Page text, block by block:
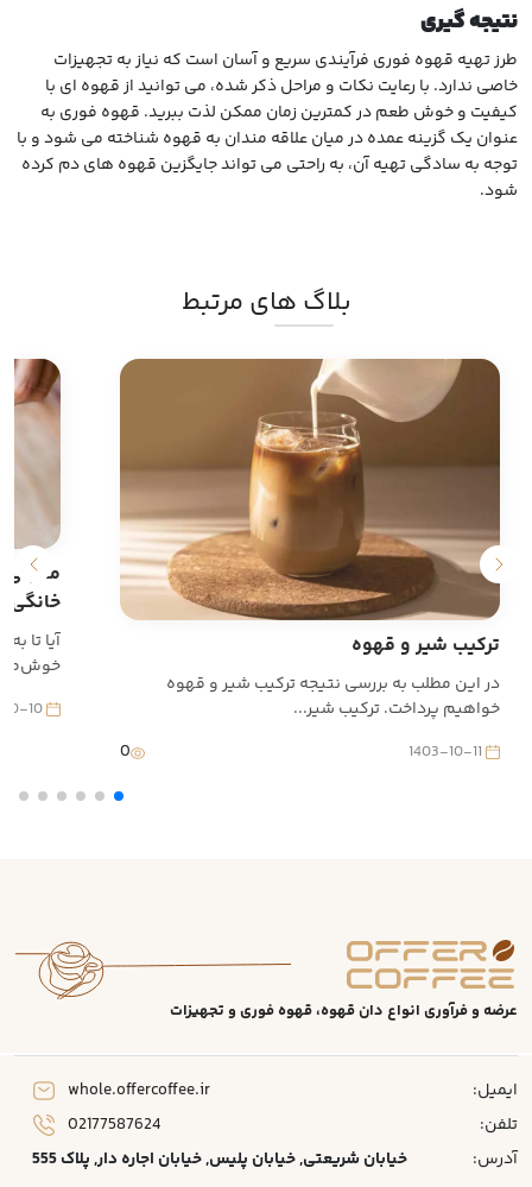
نتیجه گیری
طرز تهیه قهوه فوری فرآیندی سریع و آسان است که نیاز به تجهیزات
خاصی ندارد. با رعایت نکات و مراحل ذکر شده، می توانید از قهوه ای با
کیفیت و خوش طعم در کمترین زمان ممکن لذت ببرید. قهوه فوری به
عنوان یک گزینه عمده در میان علاقه مندان به قهوه شناخته می شود و با
توجه به سادگی تهیه آن، به راحتی می تواند جایگزین قهوه های دم کرده
شود.
بلاگ های مرتبط
ترکیب شیر و قهوه
در این مطلب به بررسی نتیجه ترکیب شیر و قهوه
خواهیم پرداخت. ترکیب شیر...
0
خانگی
آیا تا
عرضه و فرآوری انواع دان قهوه، قهوه فوری و تجهیزات
ایمیل:
whole.offercoffee.ir
تلفن:
02177587624
آدرس:
خیابان شریعتی, خیابان پلیس, خیابان اجاره دار, پلاک 555